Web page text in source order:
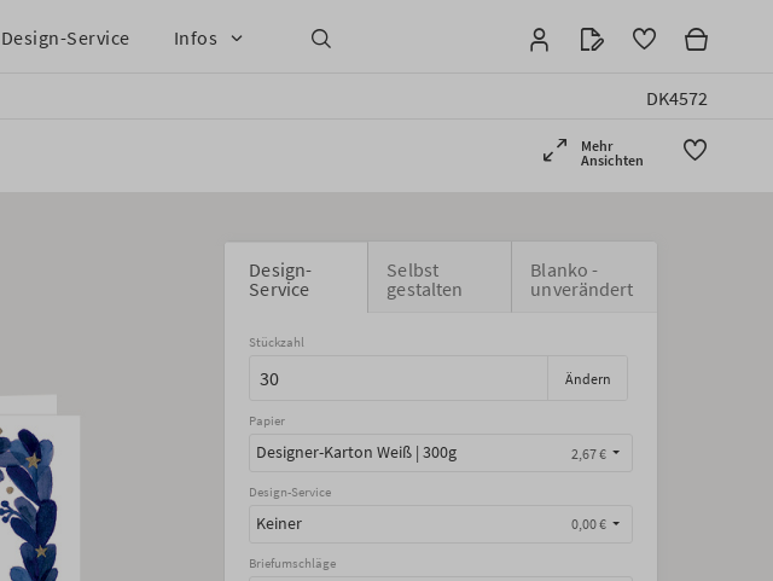
Design-Service Infos
DK4572
Mehr
Ansichten
Design-
Service
Selbst
gestalten
Blanko -
unverändert
Stückzahl
Ändern
Papier
Designer-Karton Weiß | 300g 2,67 €
Design-Service
Keiner 0,00 €
Briefumschläge